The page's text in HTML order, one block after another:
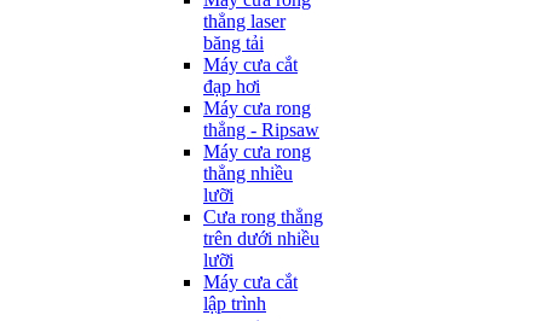
thẳng laser
băng tải
Máy cưa cắt
đạp hơi
Máy cưa rong
thẳng - Ripsaw
Máy cưa rong
thẳng nhiều
lưỡi
Cưa rong thẳng
trên dưới nhiều
lưỡi
Máy cưa cắt
lập trình